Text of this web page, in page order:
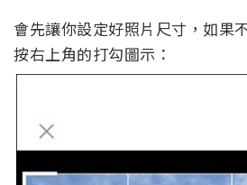
會先讓你設定好照片尺寸，如果
按右上角的打勾圖示：